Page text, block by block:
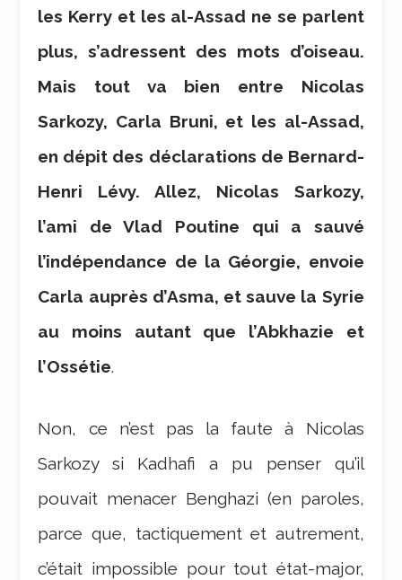
les Kerry et les al-Assad ne se parlent
plus, s’adressent des mots d’oiseau.
Mais tout va bien entre Nicolas
Sarkozy, Carla Bruni, et les al-Assad,
en dépit des déclarations de Bernard-
Henri Lévy. Allez, Nicolas Sarkozy,
l’ami de Vlad Poutine qui a sauvé
l’indépendance de la Géorgie, envoie
Carla auprès d’Asma, et sauve la Syrie
au moins autant que l’Abkhazie et
l’Ossétie.
Non, ce n’est pas la faute à Nicolas
Sarkozy si Kadhafi a pu penser qu’il
pouvait menacer Benghazi (en paroles,
parce que, tactiquement et autrement,
c’était impossible pour tout état-major,